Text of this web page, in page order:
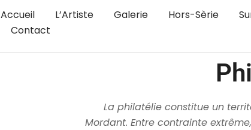
Accueil L’Artiste Galerie Hors-Sèrie
Contact
La philatélie constitue un
Mordant. Entre contrainte